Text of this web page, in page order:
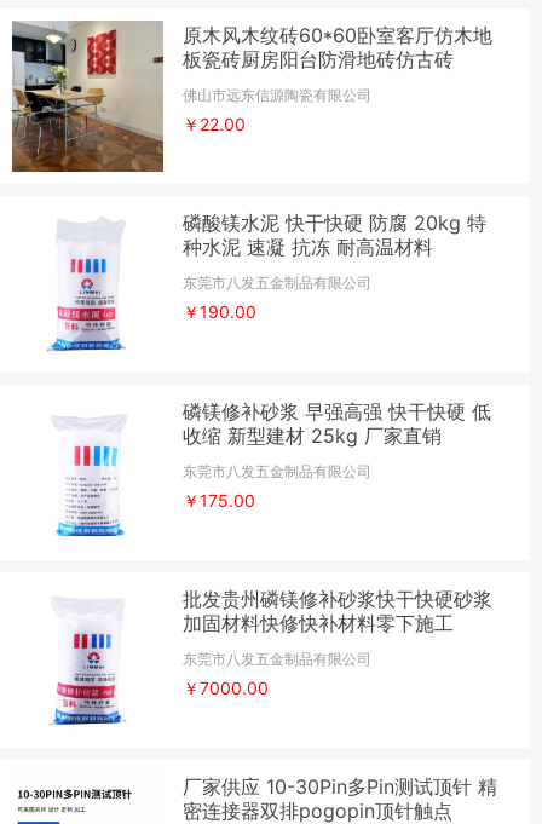
原木风木纹砖60*60卧室客厅仿木地
板瓷砖厨房阳台防滑地砖仿古砖
佛山市远东信源陶瓷有限公司
￥22.00
磷酸镁水泥 快干快硬 防腐 20kg 特
种水泥 速凝 抗冻 耐高温材料
东莞市八发五金制品有限公司
￥190.00
磷镁修补砂浆 早强高强 快干快硬 低
收缩 新型建材 25kg 厂家直销
东莞市八发五金制品有限公司
￥175.00
批发贵州磷镁修补砂浆快干快硬砂浆
加固材料快修快补材料零下施工
东莞市八发五金制品有限公司
￥7000.00
厂家供应 10-30Pin多Pin测试顶针 精
密连接器双排pogopin顶针触点